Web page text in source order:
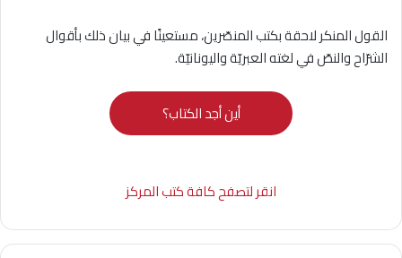
القول المنكر لاحقة بكتب المنصّرين، مستعينًا في بيان ذلك بأقوال
الشرّاح والنصّ في لغته العبريّة واليونانيّة.
أين أجد الكتاب؟
انقر لتصفح كافة كتب المركز